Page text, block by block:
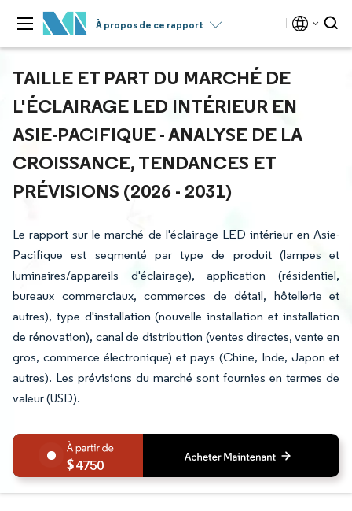
À propos de ce rapport
TAILLE ET PART DU MARCHÉ DE
L'ÉCLAIRAGE LED INTÉRIEUR EN
ASIE-PACIFIQUE - ANALYSE DE LA
CROISSANCE, TENDANCES ET
PRÉVISIONS (2026 - 2031)
Le rapport sur le marché de l'éclairage LED intérieur en Asie-
Pacifique est segmenté par type de produit (lampes et
luminaires/appareils d'éclairage), application (résidentiel,
bureaux commerciaux, commerces de détail, hôtellerie et
autres), type d'installation (nouvelle installation et installation
de rénovation), canal de distribution (ventes directes, vente en
gros, commerce électronique) et pays (Chine, Inde, Japon et
autres). Les prévisions du marché sont fournies en termes de
valeur (USD).
4750